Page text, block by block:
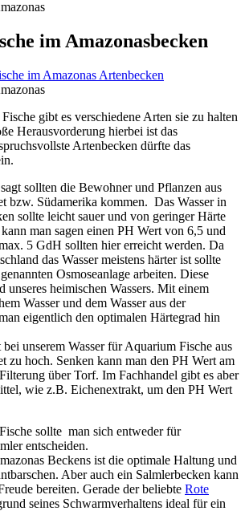
im Amazonasbecken
gibt es verschiedene Arten sie zu halten
Herausvorderung hierbei ist das
Artenbecken dürfte das
sollten die Bewohner und Pflanzen aus
bzw. Südamerika kommen. Das Wasser in
sollte leicht sauer und von geringer Härte
man sagen einen PH Wert von 6,5 und
5 GdH sollten hier erreicht werden. Da
das Wasser meistens härter ist sollte
Osmoseanlage arbeiten. Diese
unseres heimischen Wassers. Mit einem
Wasser und dem Wasser aus der
eigentlich den optimalen Härtegrad hin
unserem Wasser für Aquarium Fische aus
zu hoch. Senken kann man den PH Wert am
über Torf. Im Fachhandel gibt es aber
wie z.B. Eichenextrakt, um den PH Wert
sollte man sich entweder für
entscheiden.
Beckens ist die optimale Haltung und
Aber auch ein Salmlerbecken kann
bereiten. Gerade der beliebte Rote
seines Schwarmverhaltens ideal für ein